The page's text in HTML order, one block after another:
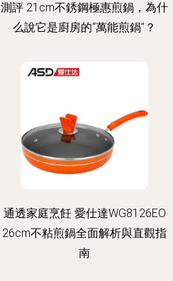
測評 21cm不銹鋼極惠煎鍋，為什
么說它是廚房的“萬能煎鍋”？
通透家庭烹飪 愛仕達WG8126EO
26cm不粘煎鍋全面解析與直觀指
南